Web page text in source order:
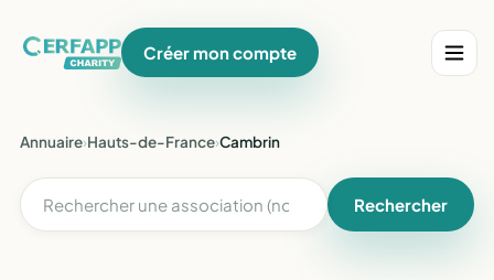
Créer mon compte
Annuaire›Hauts-de-France›Cambrin
Rechercher